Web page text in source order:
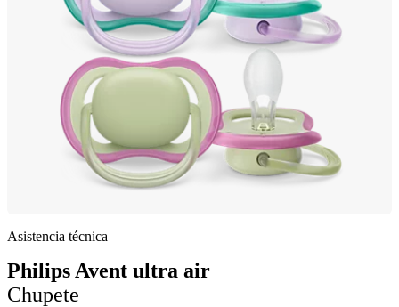
Asistencia técnica
Philips Avent ultra air
Chupete